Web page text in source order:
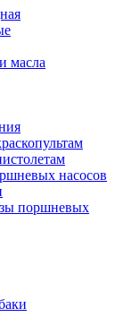
масла
насосов
поршневых